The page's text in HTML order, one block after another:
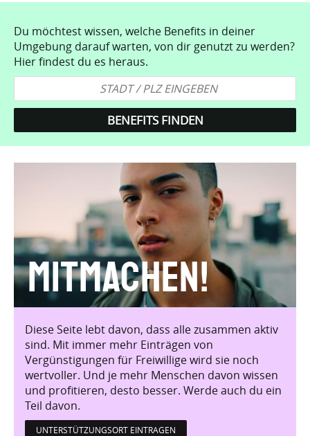
Du möchtest wissen, welche Benefits in deiner
Umgebung darauf warten, von dir genutzt zu werden?
Hier findest du es heraus.
Mitmachen!
Diese Seite lebt davon, dass alle zusammen aktiv
sind. Mit immer mehr Einträgen von
Vergünstigungen für Freiwillige wird sie noch
wertvoller. Und je mehr Menschen davon wissen
und profitieren, desto besser. Werde auch du ein
Teil davon.
UNTERSTÜTZUNGSORT EINTRAGEN